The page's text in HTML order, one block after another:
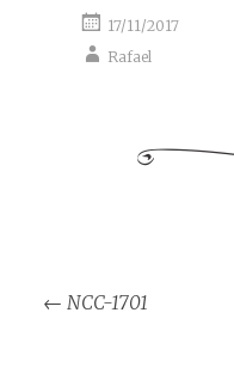
17/11/2017
Rafael
Post
← NCC-1701